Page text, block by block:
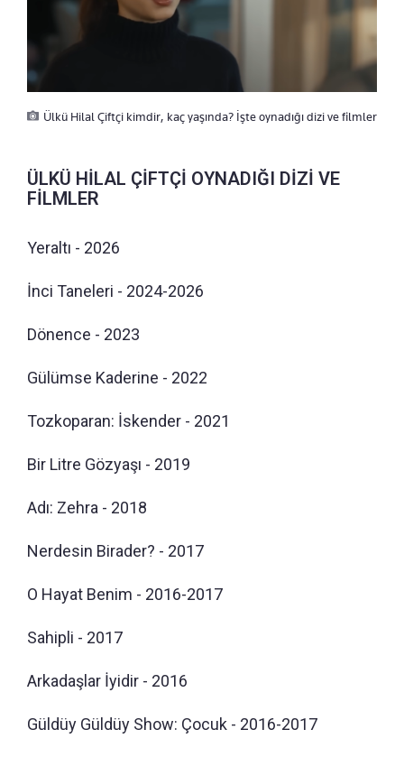
Ülkü Hilal Çiftçi kimdir, kaç yaşında? İşte oynadığı dizi ve filmler
ÜLKÜ HİLAL ÇİFTÇİ OYNADIĞI DİZİ VE
FİLMLER
Yeraltı - 2026
İnci Taneleri - 2024-2026
Dönence - 2023
Gülümse Kaderine - 2022
Tozkoparan: İskender - 2021
Bir Litre Gözyaşı - 2019
Adı: Zehra - 2018
Nerdesin Birader? - 2017
O Hayat Benim - 2016-2017
Sahipli - 2017
Arkadaşlar İyidir - 2016
Güldüy Güldüy Show: Çocuk - 2016-2017